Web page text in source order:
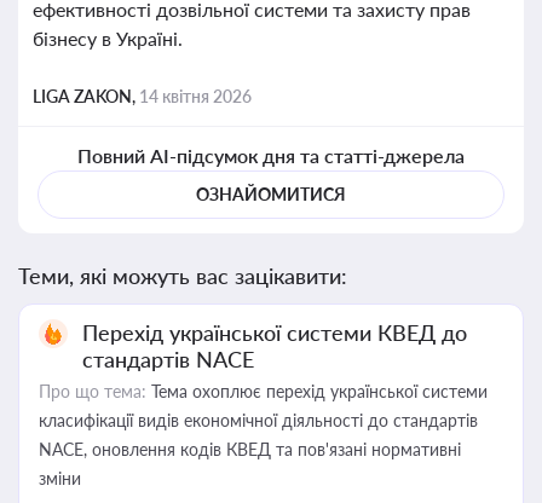
ефективності дозвільної системи та захисту прав
бізнесу в Україні.
LIGA ZAKON, 14 квітня 2026
Повний AI-підсумок дня та статті-джерела
ОЗНАЙОМИТИСЯ
Теми, які можуть вас зацікавити:
Перехід української системи КВЕД до
стандартів NACE
Про що тема: Тема охоплює перехід української системи
класифікації видів економічної діяльності до стандартів
NACE, оновлення кодів КВЕД та пов'язані нормативні
зміни